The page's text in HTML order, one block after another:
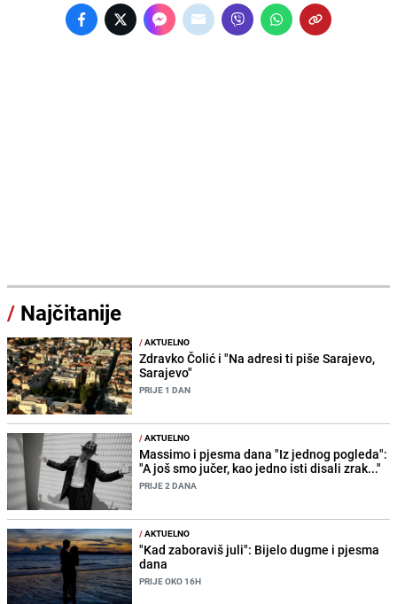
/ Najčitanije
/AKTUELNO
Zdravko Čolić i "Na adresi ti piše Sarajevo,
Sarajevo"
PRIJE 1 DAN
/AKTUELNO
Massimo i pjesma dana "Iz jednog pogleda":
"A još smo jučer, kao jedno isti disali zrak..."
PRIJE 2 DANA
/AKTUELNO
"Kad zaboraviš juli": Bijelo dugme i pjesma
dana
PRIJE OKO 16H